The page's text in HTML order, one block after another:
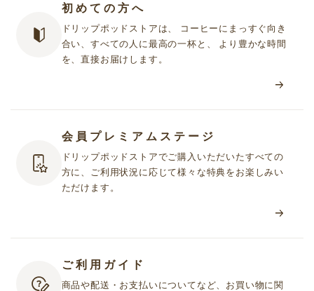
初めての方へ
ドリップポッドストアは、 コーヒーにまっすぐ向き
合い、すべての人に最高の一杯と、 より豊かな時間
を、直接お届けします。
会員プレミアムステージ
ドリップポッドストアでご購入いただいたすべての
方に、ご利用状況に応じて様々な特典をお楽しみい
ただけます。
ご利用ガイド
商品や配送・お支払いについてなど、お買い物に関